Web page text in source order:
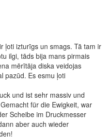
ļoti izturīgs un smags. Tā tam ir
ilgi, tāds bija mans pirmais
mērītāja diska veidojas
pazūd. Es esmu ļoti
und ist sehr massiv und
für die Ewigkeit, war
Scheibe im Druckmesser
aber auch wieder